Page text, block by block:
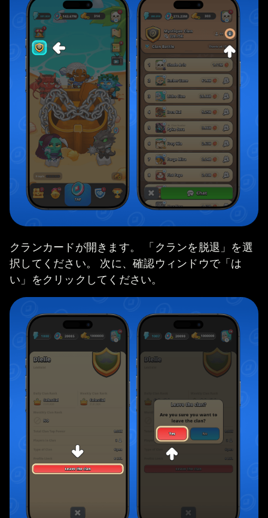
クランカードが開きます。 「クランを脱退」を選
択してください。 次に、確認ウィンドウで「は
い」をクリックしてください。